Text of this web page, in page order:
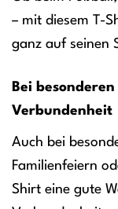
– mit diesem T-
ganz auf seinen
Bei
Verbundenheit
Auch bei
Familienfeiern
Shirt eine gute